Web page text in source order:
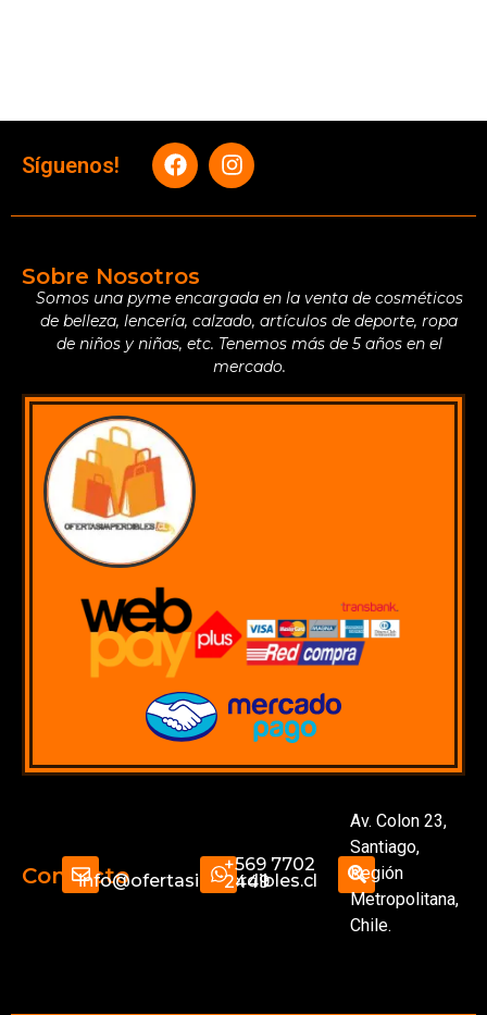
Síguenos!
Sobre Nosotros
Somos una pyme encargada en la venta de cosméticos
de belleza, lencería, calzado, artículos de deporte, ropa
de niños y niñas, etc. Tenemos más de 5 años en el
mercado.
Contactoinfo@ofertasimperdibles.cl
+569 7702
2449
Av. Colon 23,
Santiago,
Región
Metropolitana,
Chile.